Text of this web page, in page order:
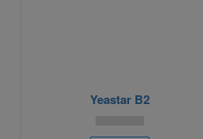
Yeastar B2